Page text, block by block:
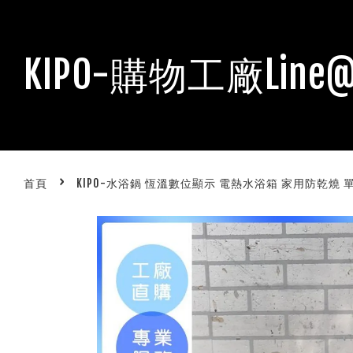
KIPO-購物工廠
首頁 › KIPO-水浴鍋 恆溫數位顯示 電熱水浴箱 家用防乾燒